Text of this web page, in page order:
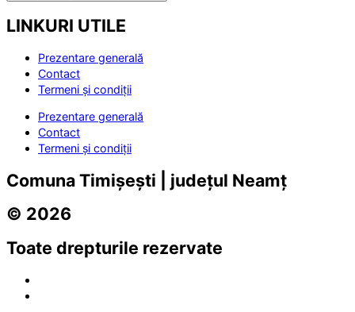
LINKURI UTILE
Prezentare generală
Contact
Termeni și condiții
Prezentare generală
Contact
Termeni și condiții
Comuna Timișești | județul Neamț
© 2026
Toate drepturile rezervate